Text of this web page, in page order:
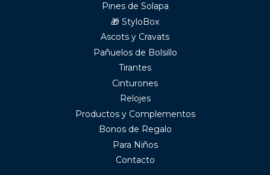
Pines de Solapa
🎁 StyloBox
Ascots y Cravats
Pañuelos de Bolsillo
Tirantes
Cinturones
Relojes
Productos y Complementos
Bonos de Regalo
Para Niños
Contacto